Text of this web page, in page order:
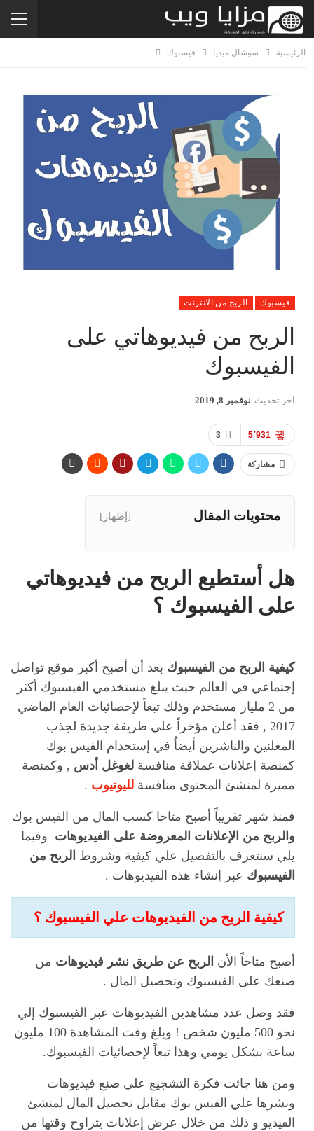
الرئيسية سوشال ميديا فيسبوك
فيسبوك الربح من الانترنت
الربح من فيديوهاتي على
الفيسبوك
اخر تحديث نوفمبر 8, 2019
3 5٬931
مشاركة
محتويات المقال [إظهار]
هل أستطيع الربح من فيديوهاتي
على الفيسبوك ؟
كيفية الربح من الفيسبوك بعد أن أصبح أكبر موقع تواصل
إجتماعي في العالم حيث يبلغ مستخدمي الفيسبوك أكثر
من 2 مليار مستخدم وذلك تبعاً لإحصائيات العام الماضي
2017 , فقد أعلن مؤخراً علي طريقة جديدة لجذب
المعلنين والناشرين أيضاُ في إستخدام الفيس بوك
كمنصة إعلانات عملاقة منافسة لغوغل أدس , وكمنصة
مميزة لمنشئ المحتوى منافسة لليوتيوب .
فمنذ شهر تقريباً أصبح متاحا كسب المال من الفيس بوك
والربح من الإعلانات المعروضة على الفيديوهات وفيما
يلي سنتعرف بالتفصيل علي كيفية وشروط الربح من
الفيسبوك عبر إنشاء هذه الفيديوهات .
كيفية الربح من الفيديوهات علي الفيسبوك ؟
أصبح متاحاً الأن الربح عن طريق نشر فيديوهات من
صنعك على الفيسبوك وتحصيل المال .
فقد وصل عدد مشاهدين الفيديوهات عبر الفيسبوك إلي
نحو 500 مليون شخص ! وبلغ وقت المشاهدة 100 مليون
ساعة بشكل يومي وهذا تبعاً لإحصائيات الفيسبوك.
ومن هنا جائت فكرة التشجيع علي صنع فيديوهات
ونشرها علي الفيس بوك مقابل تحصيل المال لمنشئ
الفيديو و ذلك من خلال عرض إعلانات يتراوح وقتها من